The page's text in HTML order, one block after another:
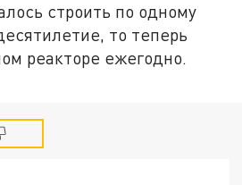
строить по одному
то теперь
реакторе ежегодно.